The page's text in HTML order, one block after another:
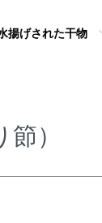
揚げされた干物
）